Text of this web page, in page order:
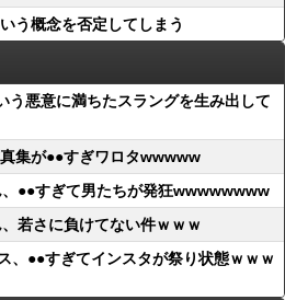
う概念を否定してしまう
う悪意に満ちたスラングを生み出して
集が●●すぎワロタwwwww
、●●すぎて男たちが発狂wwwwwwww
若さに負けてない件ｗｗｗ
、●●すぎてインスタが祭り状態ｗｗｗ